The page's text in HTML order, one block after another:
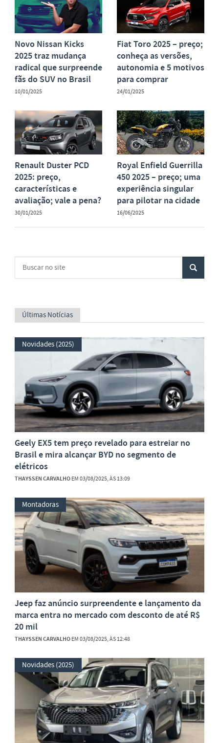
Novo Nissan Kicks
2025 traz mudança
radical que surpreende
fãs do SUV no Brasil
10/01/2025
Fiat Toro 2025 – preço;
conheça as versões,
autonomia e 5 motivos
para comprar
24/01/2025
Renault Duster PCD
2025: preço,
características e
avaliação; vale a pena?
30/01/2025
Royal Enfield Guerrilla
450 2025 – preço; uma
experiência singular
para pilotar na cidade
16/06/2025
Últimas Notícias
Novidades (2025)
Geely EX5 tem preço revelado para estreiar no
Brasil e mira alcançar BYD no segmento de
elétricos
THAYSSEN CARVALHOEM 03/08/2025, ÀS 13:09
Montadoras
Jeep faz anúncio surpreendente e lançamento da
marca entra no mercado com desconto de até R$
20 mil
THAYSSEN CARVALHOEM 03/08/2025, ÀS 12:48
Novidades (2025)